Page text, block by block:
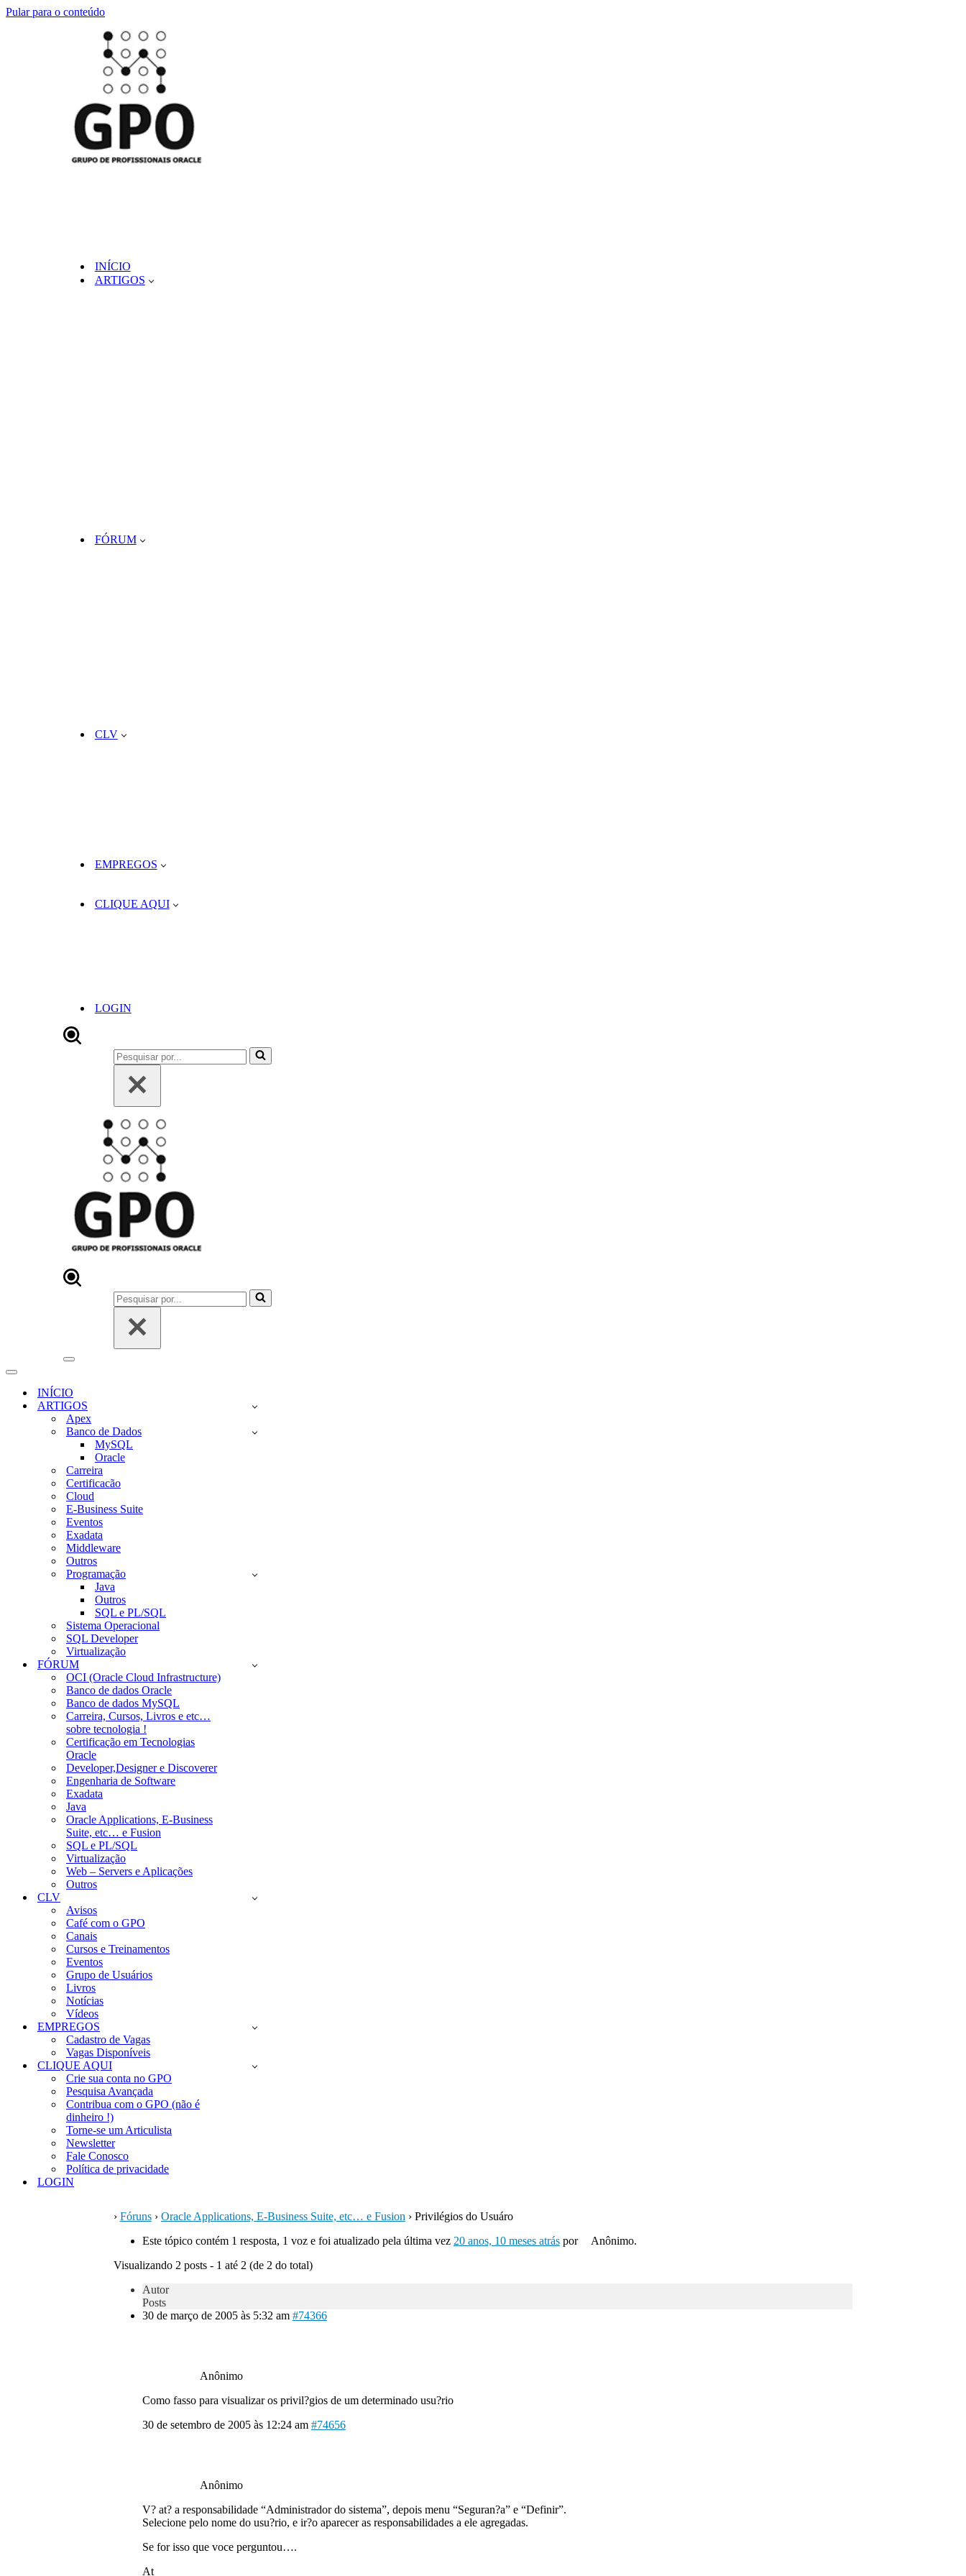
Pular para o conteúdo
INÍCIO
ARTIGOS
FÓRUM
CLV
EMPREGOS
CLIQUE AQUI
LOGIN
Pesquisar
por...
Pesquisar
por...
Menu
Menu
navegaçãoINÍCIO
ARTIGOS
Apex
Banco de Dados
MySQL
Oracle
Carreira
Certificacão
Cloud
E-Business Suite
Eventos
Exadata
Middleware
Outros
Programação
Java
Outros
SQL e PL/SQL
Sistema Operacional
SQL Developer
Virtualização
FÓRUM
OCI (Oracle Cloud Infrastructure)
Banco de dados Oracle
Banco de dados MySQL
Carreira, Cursos, Livros e etc…
sobre tecnologia !
Certificação em Tecnologias
Oracle
Developer,Designer e Discoverer
Engenharia de Software
Exadata
Java
Oracle Applications, E-Business
Suite, etc… e Fusion
SQL e PL/SQL
Virtualização
Web – Servers e Aplicações
Outros
CLV
Avisos
Café com o GPO
Canais
Cursos e Treinamentos
Eventos
Grupo de Usuários
Livros
Notícias
Vídeos
EMPREGOS
Cadastro de Vagas
Vagas Disponíveis
CLIQUE AQUI
Crie sua conta no GPO
Pesquisa Avançada
Contribua com o GPO (não é
dinheiro !)
Torne-se um Articulista
Newsletter
Fale Conosco
Política de privacidade
LOGIN
› Fóruns › Oracle Applications, E-Business Suite, etc… e Fusion › Privilégios do Usuáro
Este tópico contém 1 resposta, 1 voz e foi atualizado pela última vez 20 anos, 10 meses atráspor
Anônimo.
Visualizando 2 posts - 1 até 2 (de 2 do total)
Autor
Posts
30 de março de 2005 às 5:32 am #74366
Anônimo
Como fasso para visualizar os privil?gios de um determinado usu?rio
30 de setembro de 2005 às 12:24 am #74656
Anônimo
V? at? a responsabilidade “Administrador do sistema”, depois menu “Seguran?a” e “Definir”.
Selecione pelo nome do usu?rio, e ir?o aparecer as responsabilidades a ele agregadas.
Se for isso que voce perguntou….
At